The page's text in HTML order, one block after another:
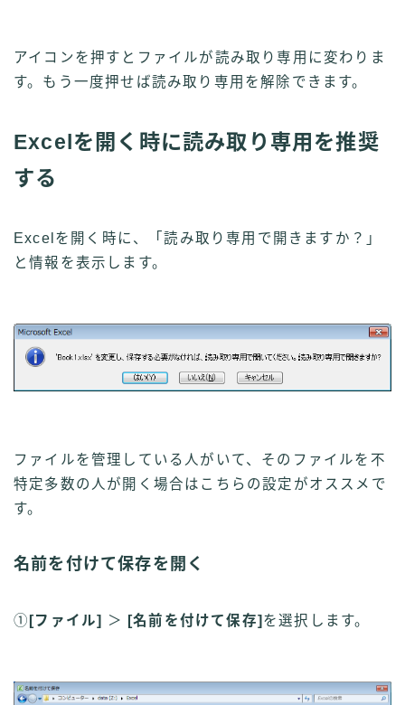
アイコンを押すとファイルが読み取り専用に変わりま
す。もう一度押せば読み取り専用を解除できます。
Excelを開く時に読み取り専用を推奨
する
Excelを開く時に、「読み取り専用で開きますか？」
と情報を表示します。
ファイルを管理している人がいて、そのファイルを不
特定多数の人が開く場合はこちらの設定がオススメで
す。
名前を付けて保存を開く
① [ファイル] ＞ [名前を付けて保存] を選択します。